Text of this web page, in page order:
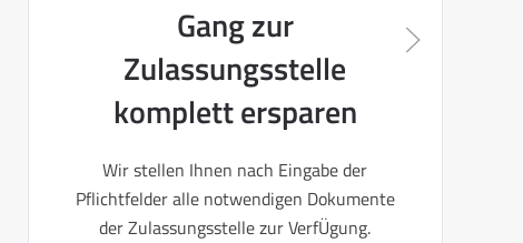
Gang zur
Zulassungsstelle
komplett ersparen
Wir stellen Ihnen nach Eingabe der
Pflichtfelder alle notwendigen Dokumente
der Zulassungsstelle zur VerfÜgung.